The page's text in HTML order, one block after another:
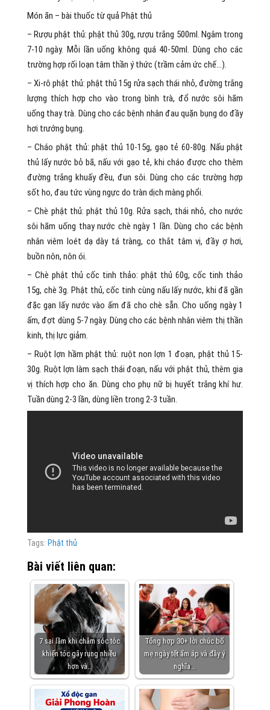
Món ăn – bài thuốc từ quả Phật thủ
– Rượu phật thủ: phật thủ 30g, rượu trắng 500ml. Ngâm trong
7-10 ngày. Mỗi lần uống không quá 40-50ml. Dùng cho các
trường hợp rối loạn tâm thần ý thức (trầm cảm ức chế…).
– Xi-rô phật thủ: phật thủ 15g rửa sạch thái nhỏ, đường trắng
lượng thích hợp cho vào trong bình trà, đổ nước sôi hãm
uống thay trà. Dùng cho các bệnh nhân đau quặn bụng do đầy
hơi trướng bụng.
– Cháo phật thủ: phật thủ 10-15g, gạo tẻ 60-80g. Nấu phật
thủ lấy nước bỏ bã, nấu với gạo tẻ, khi cháo được cho thêm
đường trắng khuấy đều, đun sôi. Dùng cho các trường hợp
sốt ho, đau tức vùng ngực do tràn dịch màng phổi.
– Chè phật thủ: phật thủ 10g. Rửa sạch, thái nhỏ, cho nước
sôi hãm uống thay nước chè ngày 1 lần. Dùng cho các bệnh
nhân viêm loét dạ dày tá tràng, co thắt tâm vị, đầy ợ hơi,
buồn nôn, nôn ói.
– Chè phật thủ cốc tinh thảo: phật thủ 60g, cốc tinh thảo
15g, chè 3g. Phật thủ, cốc tinh cùng nấu lấy nước, khi đã gần
đặc gạn lấy nước vào ấm đã cho chè sẵn. Cho uống ngày 1
ấm, đợt dùng 5-7 ngày. Dùng cho các bệnh nhân viêm thị thần
kinh, thị lực giảm.
– Ruột lợn hầm phật thủ: ruột non lợn 1 đoạn, phật thủ 15-
30g. Ruột lợn làm sạch thái đoạn, nấu với phật thủ, thêm gia
vị thích hợp cho ăn. Dùng cho phụ nữ bị huyết trắng khí hư.
Tuần dùng 2-3 lần, dùng liền trong 2-3 tuần.
Tags: Phật thủ
Bài viết liên quan:
7 sai lầm khi chăm sóc tóc
khiến tóc gãy rụng nhiều
hơn và…
Tổng hợp 30+ lời chúc bố
mẹ ngày tết ấm áp và đầy ý
nghĩa…